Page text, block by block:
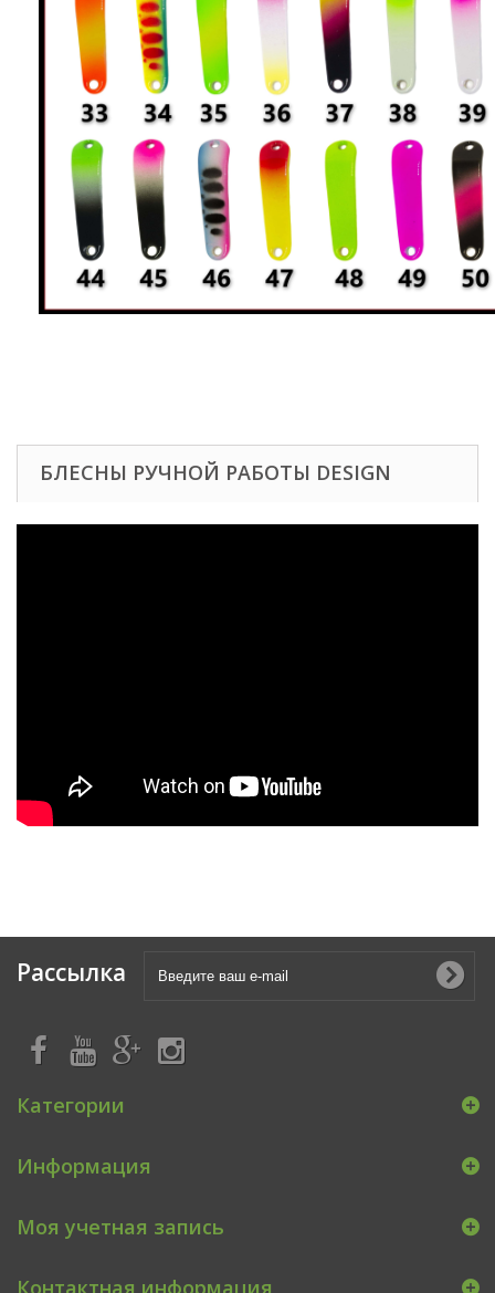
БЛЕСНЫ РУЧНОЙ РАБОТЫ DESIGN
Рассылка
Категории
Информация
Моя учетная запись
Контактная информация